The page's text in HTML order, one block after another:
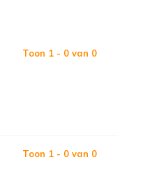
Toon 1 - 0 van 0
Toon 1 - 0 van 0